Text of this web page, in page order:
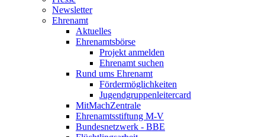
Newsletter
Ehrenamt
Aktuelles
Ehrenamtsbörse
Projekt anmelden
Ehrenamt suchen
Rund ums Ehrenamt
Fördermöglichkeiten
Jugendgruppenleitercard
MitMachZentrale
Ehrenamtsstiftung M-V
Bundesnetzwerk - BBE